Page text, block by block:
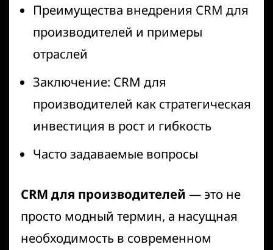
Преимущества внедрения CRM для
производителей и примеры
отраслей
Заключение: CRM для
производителей как стратегическая
инвестиция в рост и гибкость
Часто задаваемые вопросы
CRM для производителей — это не
просто модный термин, а насущная
необходимость в современном